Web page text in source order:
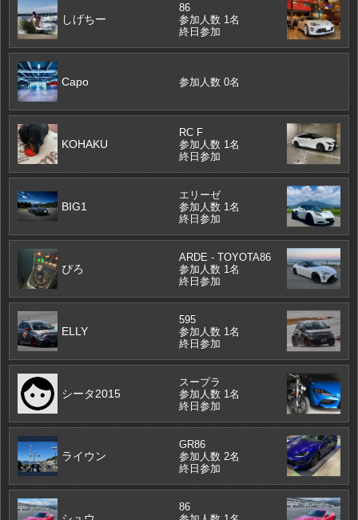
しげちー
86
参加人数 1名
終日参加
Capo 参加人数 0名
KOHAKU
RC F
参加人数 1名
終日参加
BIG1
エリーゼ
参加人数 1名
終日参加
ぴろ
ARDE - TOYOTA86
参加人数 1名
終日参加
ELLY
595
参加人数 1名
終日参加
シータ2015
スープラ
参加人数 1名
終日参加
ライウン
GR86
参加人数 2名
終日参加
86